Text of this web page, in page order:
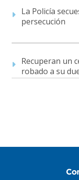
La Policía
persecución
Recuperan un
robado a su